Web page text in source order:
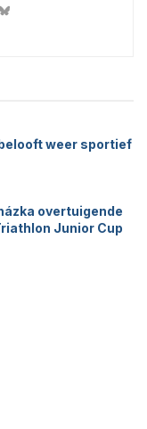
weer sportief
overtuigende
Junior Cup